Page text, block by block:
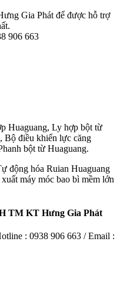
Gia Phát để được hỗ trợ
906 663
Huaguang, Ly hợp bột từ
Bộ điều khiển lực căng
bột từ Huaguang.
động hóa Ruian Huaguang
máy móc bao bì mềm lớn
TM KT Hưng Gia Phát
: 0938 906 663 / Email :